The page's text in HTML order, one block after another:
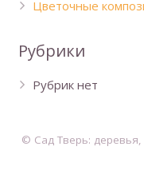
Цветочные
Рубрики
Рубрик нет
© Сад Тверь: